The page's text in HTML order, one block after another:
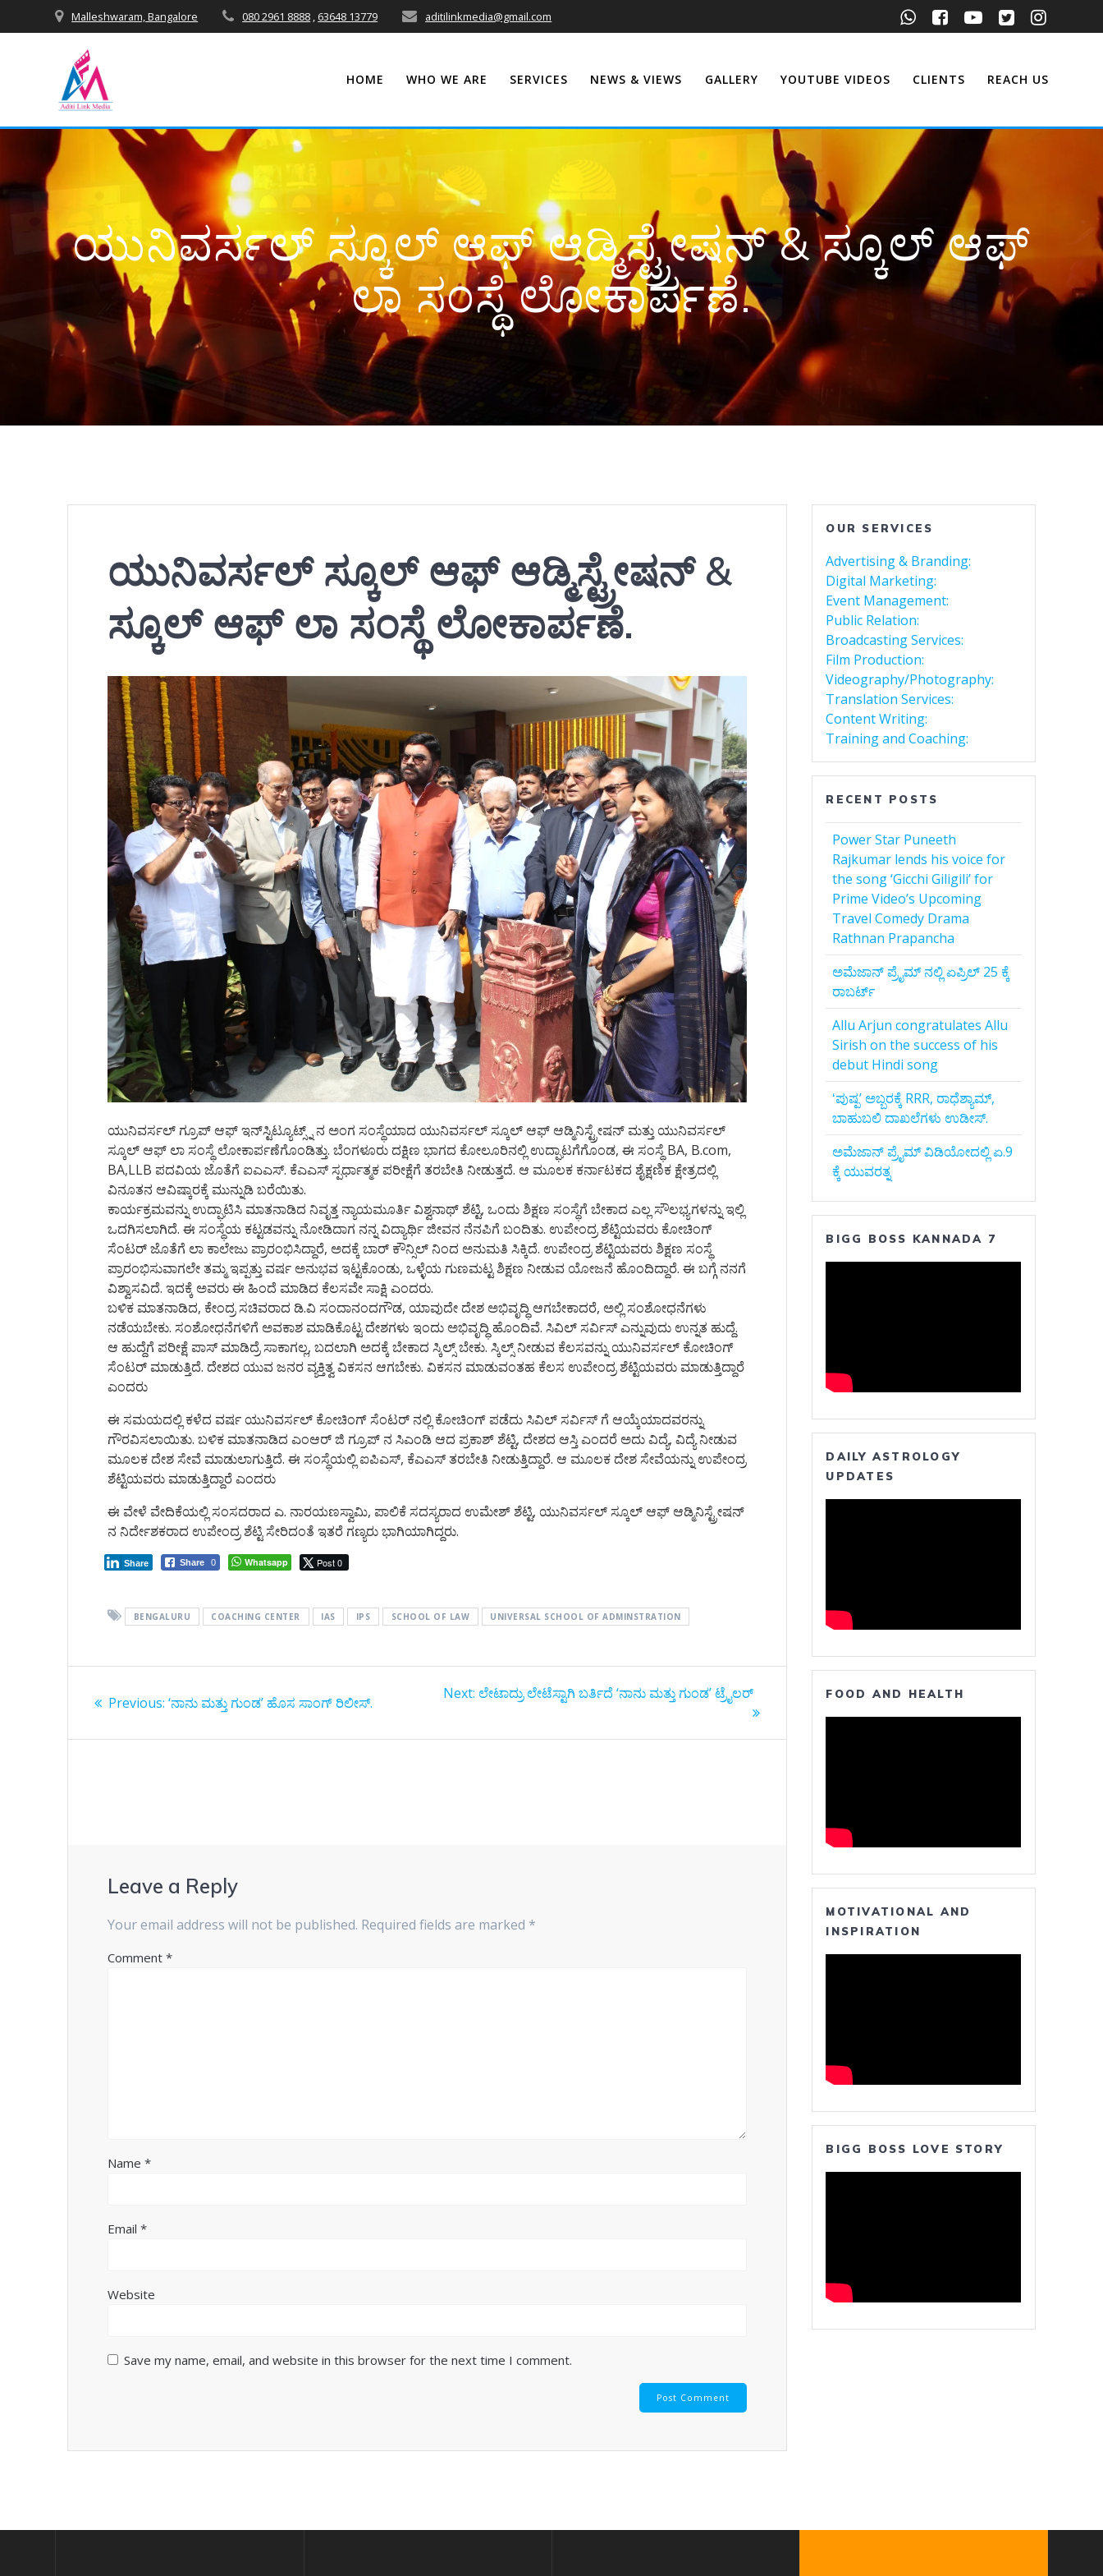
to
Malleshwaram, Bangalore 080 2961 8888 , 63648 13779 aditilinkmedia@gmail.com
HOME WHO WE ARE SERVICES NEWS & VIEWS GALLERY YOUTUBE VIDEOS CLIENTS REACH US
ಯುನಿವರ್ಸಲ್‌ ಸ್ಕೂಲ್‌ ಆಫ್‌ ಆಡ್ಮಿಸ್ಟ್ರೇಷನ್‌ & ಸ್ಕೂಲ್‌ ಆಫ್‌
ಲಾ ಸಂಸ್ಥೆ ಲೋಕಾರ್ಪಣೆ.
ಯುನಿವರ್ಸಲ್‌ ಸ್ಕೂಲ್‌ ಆಫ್‌ ಆಡ್ಮಿಸ್ಟ್ರೇಷನ್‌ &
ಸ್ಕೂಲ್‌ ಆಫ್‌ ಲಾ ಸಂಸ್ಥೆ ಲೋಕಾರ್ಪಣೆ.
ಯುನಿವರ್ಸಲ್ ಗ್ರೂಪ್ ಆಫ್ ಇನ್‌ಸ್ಟಿಟ್ಯೂಟ್ಸ್ನ್ ನ ಅಂಗ ಸಂಸ್ಥೆಯಾದ ಯುನಿವರ್ಸಲ್ ಸ್ಕೂಲ್‌ ಆಫ್ ಆಡ್ಮಿನಿಸ್ಟ್ರೇಷನ್ ಮತ್ತು ಯುನಿವರ್ಸಲ್
ಸ್ಕೂಲ್ ಆಫ್ ಲಾ ಸಂಸ್ಥೆ ಲೋಕಾರ್ಪಣೆಗೊಂಡಿತ್ತು. ಬೆಂಗಳೂರು ದಕ್ಷಿಣ ಭಾಗದ ಕೋಲೂರಿನಲ್ಲಿ ಉದ್ಘಾಟಗೆಗೊಂಡ, ಈ ಸಂಸ್ಥೆ BA, B.com,
BA,LLB ಪದವಿಯ ಜೊತೆಗೆ ಐಎಎಸ್‌. ಕೆಎಎಸ್ ಸ್ಪರ್ಧಾತ್ಮಕ ಪರೀಕ್ಷೆಗೆ ತರಬೇತಿ ನೀಡುತ್ತದೆ. ಆ ಮೂಲಕ ಕರ್ನಾಟಕದ ಶೈಕ್ಷಣಿಕ ಕ್ಷೇತ್ರದಲ್ಲಿ
ವಿನೂತನ ಆವಿಷ್ಕಾರಕ್ಕೆ ಮುನ್ನುಡಿ ಬರೆಯಿತು.
ಕಾರ್ಯಕ್ರಮವನ್ನು ಉದ್ಘಾಟಿಸಿ ಮಾತನಾಡಿದ ನಿವೃತ್ತ ನ್ಯಾಯಮೂರ್ತಿ ವಿಶ್ವನಾಥ್ ಶೆಟ್ಟಿ, ಒಂದು ಶಿಕ್ಷಣ ಸಂಸ್ಥೆಗೆ ಬೇಕಾದ ಎಲ್ಲ ಸೌಲಭ್ಯಗಳನ್ನು ಇಲ್ಲಿ
ಒದಗಿಸಲಾಗಿದೆ. ಈ ಸಂಸ್ಥೆಯ ಕಟ್ಟಡವನ್ನು ನೋಡಿದಾಗ ನನ್ನ ವಿದ್ಯಾರ್ಥಿ ಜೀವನ ನೆನಪಿಗೆ ಬಂದಿತು. ಉಪೇಂದ್ರ ಶೆಟ್ಟಿಯವರು ಕೋಚಿಂಗ್
ಸೆಂಟರ್ ಜೊತೆಗೆ ಲಾ ಕಾಲೇಜು ಪ್ರಾರಂಭಿಸಿದ್ದಾರೆ, ಅದಕ್ಕೆ ಬಾರ್ ಕೌನ್ಸಿಲ್ ನಿಂದ ಅನುಮತಿ ಸಿಕ್ಕಿದೆ. ಉಪೇಂದ್ರ ಶೆಟ್ಟಿಯವರು ಶಿಕ್ಷಣ ಸಂಸ್ಥೆ
ಪ್ರಾರಂಭಿಸುವಾಗಲೇ ತಮ್ಮ ಇಪ್ಪತ್ತು ವರ್ಷ ಅನುಭವ ಇಟ್ಟಕೊಂಡು, ಒಳ್ಳೆಯ ಗುಣಮಟ್ಟ ಶಿಕ್ಷಣ ನೀಡುವ ಯೋಜನೆ ಹೊಂದಿದ್ದಾರೆ. ಈ ಬಗ್ಗೆ ನನಗೆ
ವಿಶ್ವಾಸವಿದೆ. ಇದಕ್ಕೆ ಅವರು ಈ ಹಿಂದೆ ಮಾಡಿದ ಕೆಲಸವೇ ಸಾಕ್ಷಿ ಎಂದರು.
ಬಳಿಕ ಮಾತನಾಡಿದ, ಕೇಂದ್ರ ಸಚಿವರಾದ ಡಿ.ವಿ ಸಂದಾನಂದಗೌಡ, ಯಾವುದೇ ದೇಶ ಅಭಿವೃದ್ಧಿ ಆಗಬೇಕಾದರೆ, ಅಲ್ಲಿ ಸಂಶೋಧನೆಗಳು
ನಡೆಯಬೇಕು. ಸಂಶೋಧನೆಗಳಿಗೆ ಅವಕಾಶ ಮಾಡಿಕೊಟ್ಟ ದೇಶಗಳು ಇಂದು ಅಭಿವೃದ್ಧಿ ಹೊಂದಿವೆ. ಸಿವಿಲ್ ಸರ್ವಿಸ್ ಎನ್ನುವುದು ಉನ್ನತ ಹುದ್ದೆ.
ಆ ಹುದ್ದೆಗೆ ಪರೀಕ್ಷೆ ಪಾಸ್ ಮಾಡಿದ್ರೆ ಸಾಕಾಗಲ್ಲ, ಬದಲಾಗಿ ಅದಕ್ಕೆ ಬೇಕಾದ ಸ್ಕಿಲ್ಸ್ ಬೇಕು. ಸ್ಕಿಲ್ಸ್ ನೀಡುವ ಕೆಲಸವನ್ನು ಯುನಿವರ್ಸಲ್ ಕೋಚಿಂಗ್
ಸೆಂಟರ್‌ ಮಾಡುತ್ತಿದೆ. ದೇಶದ ಯುವ ಜನರ ವ್ಯಕ್ತಿತ್ವ ವಿಕಸನ ಆಗಬೇಕು. ವಿಕಸನ ಮಾಡುವಂತಹ ಕೆಲಸ ಉಪೇಂದ್ರ ಶೆಟ್ಟಿಯವರು ಮಾಡುತ್ತಿದ್ದಾರೆ
ಎಂದರು
ಈ ಸಮಯದಲ್ಲಿ ಕಳೆದ ವರ್ಷ ಯುನಿವರ್ಸಲ್ ಕೋಚಿಂಗ್ ಸೆಂಟರ್‌ ನಲ್ಲಿ ಕೋಚಿಂಗ್ ಪಡೆದು ಸಿವಿಲ್ ಸರ್ವಿಸ್ ಗೆ ಆಯ್ಕೆಯಾದವರನ್ನು
ಗೌರವಿಸಲಾಯಿತು. ಬಳಿಕ ಮಾತನಾಡಿದ ಎಂಆರ್ ಜಿ ಗ್ರೂಪ್ ನ ಸಿಎಂಡಿ ಆದ ಪ್ರಕಾಶ್ ಶೆಟ್ಟಿ, ದೇಶದ ಆಸ್ತಿ ಎಂದರೆ ಅದು ವಿದ್ಯೆ, ವಿದ್ಯೆ ನೀಡುವ
ಮೂಲಕ ದೇಶ ಸೇವೆ ಮಾಡುಲಾಗುತ್ತಿದೆ. ಈ ಸಂಸ್ಥೆಯಲ್ಲಿ ಐಪಿಎಸ್, ಕೆಎಎಸ್ ತರಬೇತಿ ನೀಡುತ್ತಿದ್ದಾರೆ. ಆ ಮೂಲಕ ದೇಶ ಸೇವೆಯನ್ನು ಉಪೇಂದ್ರ
ಶೆಟ್ಟಿಯವರು ಮಾಡುತ್ತಿದ್ದಾರೆ ಎಂದರು
ಈ ವೇಳೆ ವೇದಿಕೆಯಲ್ಲಿ ಸಂಸದರಾದ ಎ. ನಾರಯಣಸ್ವಾಮಿ, ಪಾಲಿಕೆ ಸದಸ್ಯರಾದ ಉಮೇಶ್ ಶೆಟ್ಟಿ, ಯುನಿವರ್ಸಲ್ ಸ್ಕೂಲ್ ಆಫ್ ಆಡ್ಮಿನಿಸ್ಟ್ರೇಷನ್
ನ ನಿರ್ದೇಶಕರಾದ ಉಪೇಂದ್ರ ಶೆಟ್ಟಿ ಸೇರಿದಂತೆ ಇತರೆ ಗಣ್ಯರು ಭಾಗಿಯಾಗಿದ್ದರು.
Share 0 Whatsapp Post 0
Share
BENGALURU COACHING CENTER IAS IPS SCHOOL OF LAW UNIVERSAL SCHOOL OF ADMINSTRATION
navigation
Previous: Previous
‘ನಾನು ಮತ್ತು ಗುಂಡ’ ಹೊಸ ಸಾಂಗ್‌ ರಿಲೀಸ್‌.
Next: Next
ಲೇಟಾದ್ರು ಲೇಟೆಸ್ಟಾಗಿ ಬರ್ತಿದೆ ‘ನಾನು ಮತ್ತು ಗುಂಡ’ ಟ್ರೈಲರ್
Leave a Reply
Your email address will not be published. Required fields are marked *
Comment*
Name*
Email*
Website
Save my name, email, and website in this browser for the next time I comment.
OUR SERVICES
Advertising & Branding:
Digital Marketing:
Event Management:
Public Relation:
Broadcasting Services:
Film Production:
Videography/Photography:
Translation Services:
Content Writing:
Training and Coaching:
RECENT POSTS
Power Star Puneeth
Rajkumar lends his voice for
the song ‘Gicchi Giligili’ for
Prime Video’s Upcoming
Travel Comedy Drama
Rathnan Prapancha
ಅಮೆಜಾನ್‌ ಪ್ರೈಮ್‌ ನಲ್ಲಿ ಏಪ್ರಿಲ್‌ 25 ಕ್ಕೆ
ರಾಬರ್ಟ್‌
Allu Arjun congratulates Allu
Sirish on the success of his
debut Hindi song
ʻಪುಷ್ಪʼ ಅಬ್ಬರಕ್ಕೆ RRR, ರಾಧೆಶ್ಯಾಮ್,
ಬಾಹುಬಲಿ ದಾಖಲೆಗಳು ಉಡೀಸ್.
ಅಮೆಜಾನ್‌ ಪ್ರೈಮ್‌ ವಿಡಿಯೋದಲ್ಲಿ ಏ.9
ಕ್ಕೆ ಯುವರತ್ನ
BIGG BOSS KANNADA 7
DAILY ASTROLOGY
UPDATES
FOOD AND HEALTH
MOTIVATIONAL AND
INSPIRATION
BIGG BOSS LOVE STORY